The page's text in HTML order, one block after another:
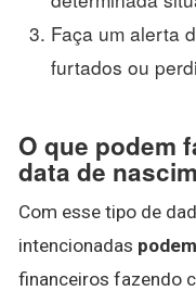
Faça um alerta
furtados ou
O que podem
data de
Com esse tipo de
intencionadas podem
financeiros fazendo